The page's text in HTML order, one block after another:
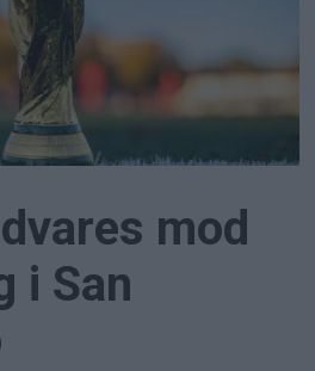
mod
i San